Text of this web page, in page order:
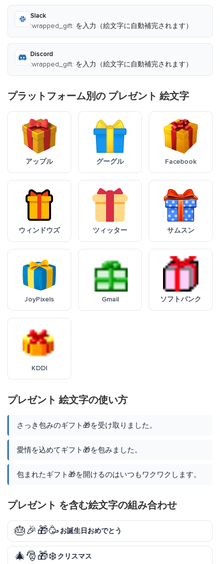
Slack
:wrapped_gift: を入力（絵文字に自動補完されます）
Discord
:wrapped_gift: を入力（絵文字に自動補完されます）
プラットフォーム別の プレゼント 絵文字
アップル グーグル Facebook
ウィンドウズ ツィッター サムスン
JoyPixels Gmail ソフトバンク
KDDI
プレゼント 絵文字の使い方
さっき包みのギフト🎁を受け取りました。
愛情を込めてギフト🎁を包みました。
包まれたギフト🎁を開けるのはいつもワクワクします。
プレゼント を含む絵文字の組み合わせ
🎂🎉🎁🥳お誕生日おめでとう
🎄🎅🎁❄️クリスマス